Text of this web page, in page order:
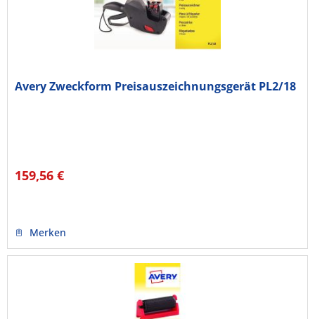
Avery Zweckform Preisauszeichnungsgerät PL2/18
159,56 €
Merken